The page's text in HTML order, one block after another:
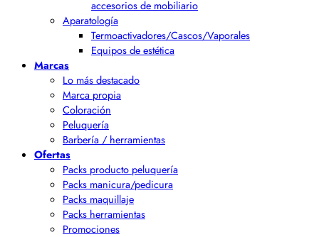
accesorios de mobiliario
Aparatología
Termoactivadores/Cascos/Vaporales
Equipos de estética
Marcas
Lo más destacado
Marca propia
Coloración
Peluquería
Barbería / herramientas
Ofertas
Packs producto peluquería
Packs manicura/pedicura
Packs maquillaje
Packs herramientas
Promociones